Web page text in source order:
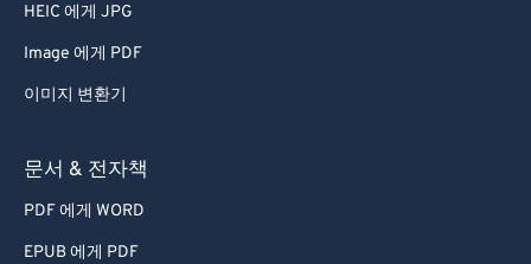
HEIC 에게 JPG
Image 에게 PDF
이미지 변환기
문서 & 전자책
PDF 에게 WORD
EPUB 에게 PDF